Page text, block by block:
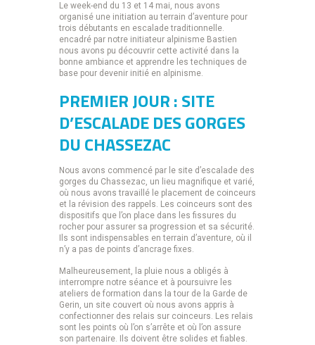
Le week-end du 13 et 14 mai, nous avons
organisé une initiation au terrain d’aventure pour
trois débutants en escalade traditionnelle.
encadré par notre initiateur alpinisme Bastien
nous avons pu découvrir cette activité dans la
bonne ambiance et apprendre les techniques de
base pour devenir initié en alpinisme.
PREMIER JOUR : SITE
D’ESCALADE DES GORGES
DU CHASSEZAC
Nous avons commencé par le site d’escalade des
gorges du Chassezac, un lieu magnifique et varié,
où nous avons travaillé le placement de coinceurs
et la révision des rappels. Les coinceurs sont des
dispositifs que l’on place dans les fissures du
rocher pour assurer sa progression et sa sécurité.
Ils sont indispensables en terrain d’aventure, où il
n’y a pas de points d’ancrage fixes.
Malheureusement, la pluie nous a obligés à
interrompre notre séance et à poursuivre les
ateliers de formation dans la tour de la Garde de
Gerin, un site couvert où nous avons appris à
confectionner des relais sur coinceurs. Les relais
sont les points où l’on s’arrête et où l’on assure
son partenaire. Ils doivent être solides et fiables.